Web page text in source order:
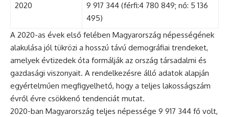
2020
9 917 344 (férfi:4 780 849; nő: 5 136
495)
A 2020-as évek első felében Magyarország népességének
alakulása jól tükrözi a hosszú távú demográfiai trendeket,
amelyek évtizedek óta formálják az ország társadalmi és
gazdasági viszonyait. A rendelkezésre álló adatok alapján
egyértelműen megfigyelhető, hogy a teljes lakosságszám
évről évre csökkenő tendenciát mutat.
2020-ban Magyarország teljes népessége 9 917 344 fő volt,